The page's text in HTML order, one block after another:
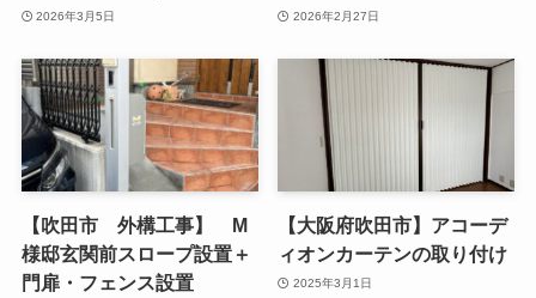
2026年3月5日 2026年2月27日
【吹田市 外構工事】 M
様邸玄関前スロープ設置＋
門扉・フェンス設置
【大阪府吹田市】アコーデ
ィオンカーテンの取り付け
2025年3月1日